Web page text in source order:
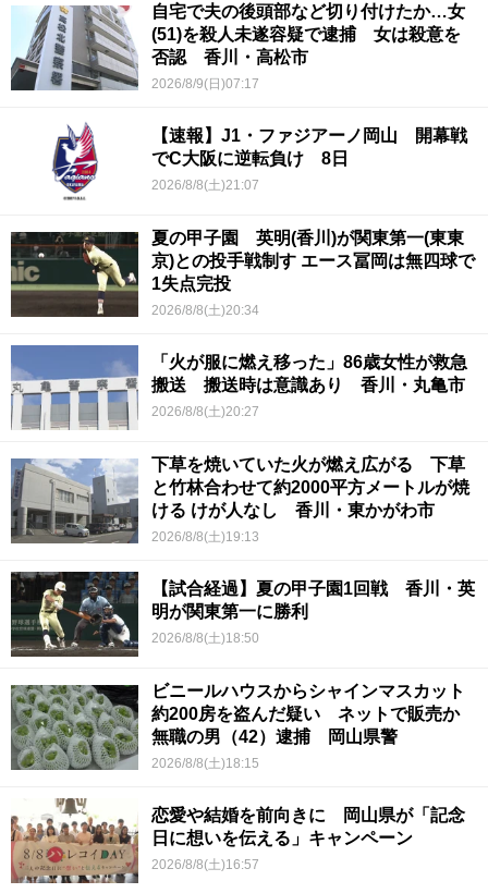
自宅で夫の後頭部など切り付けたか…女
(51)を殺人未遂容疑で逮捕 女は殺意を
否認 香川・高松市
2026/8/9(日)07:17
【速報】J1・ファジアーノ岡山 開幕戦
でC大阪に逆転負け 8日
2026/8/8(土)21:07
夏の甲子園 英明(香川)が関東第一(東東
京)との投手戦制す エース冨岡は無四球で
1失点完投
2026/8/8(土)20:34
「火が服に燃え移った」86歳女性が救急
搬送 搬送時は意識あり 香川・丸亀市
2026/8/8(土)20:27
下草を焼いていた火が燃え広がる 下草
と竹林合わせて約2000平方メートルが焼
ける けが人なし 香川・東かがわ市
2026/8/8(土)19:13
【試合経過】夏の甲子園1回戦 香川・英
明が関東第一に勝利
2026/8/8(土)18:50
ビニールハウスからシャインマスカット
約200房を盗んだ疑い ネットで販売か
無職の男（42）逮捕 岡山県警
2026/8/8(土)18:15
恋愛や結婚を前向きに 岡山県が「記念
日に想いを伝える」キャンペーン
2026/8/8(土)16:57